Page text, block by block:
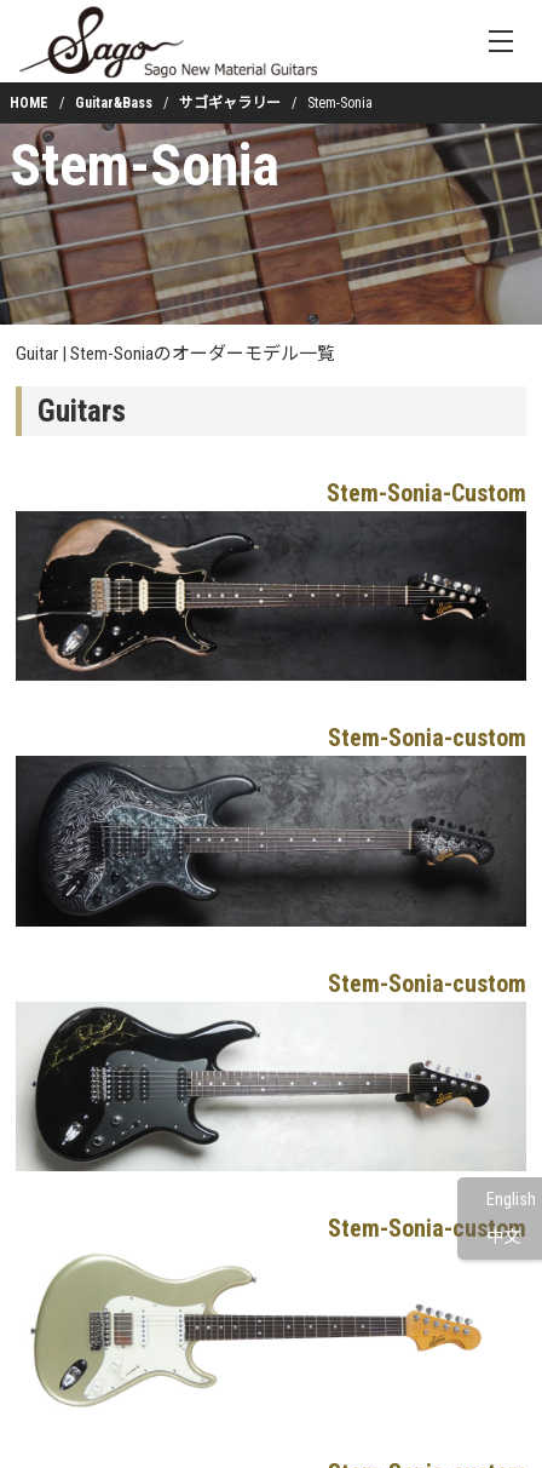
English
中文
HOME Guitar&Bass サゴギャラリー Stem-Sonia
Stem-Sonia
Guitar | Stem-Soniaのオーダーモデル一覧
Guitars
Stem-Sonia-Custom
Stem-Sonia-custom
Stem-Sonia-custom
Stem-Sonia-custom